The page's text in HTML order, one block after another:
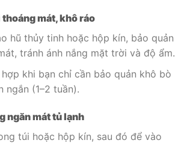
thoáng mát, khô ráo
hũ thủy tinh hoặc hộp kín, bảo quản
tránh ánh nắng mặt trời và độ ẩm.
khi bạn chỉ cần bảo quản khô bò
ngắn (1–2 tuần).
ngăn mát tủ lạnh
túi hoặc hộp kín, sau đó để vào